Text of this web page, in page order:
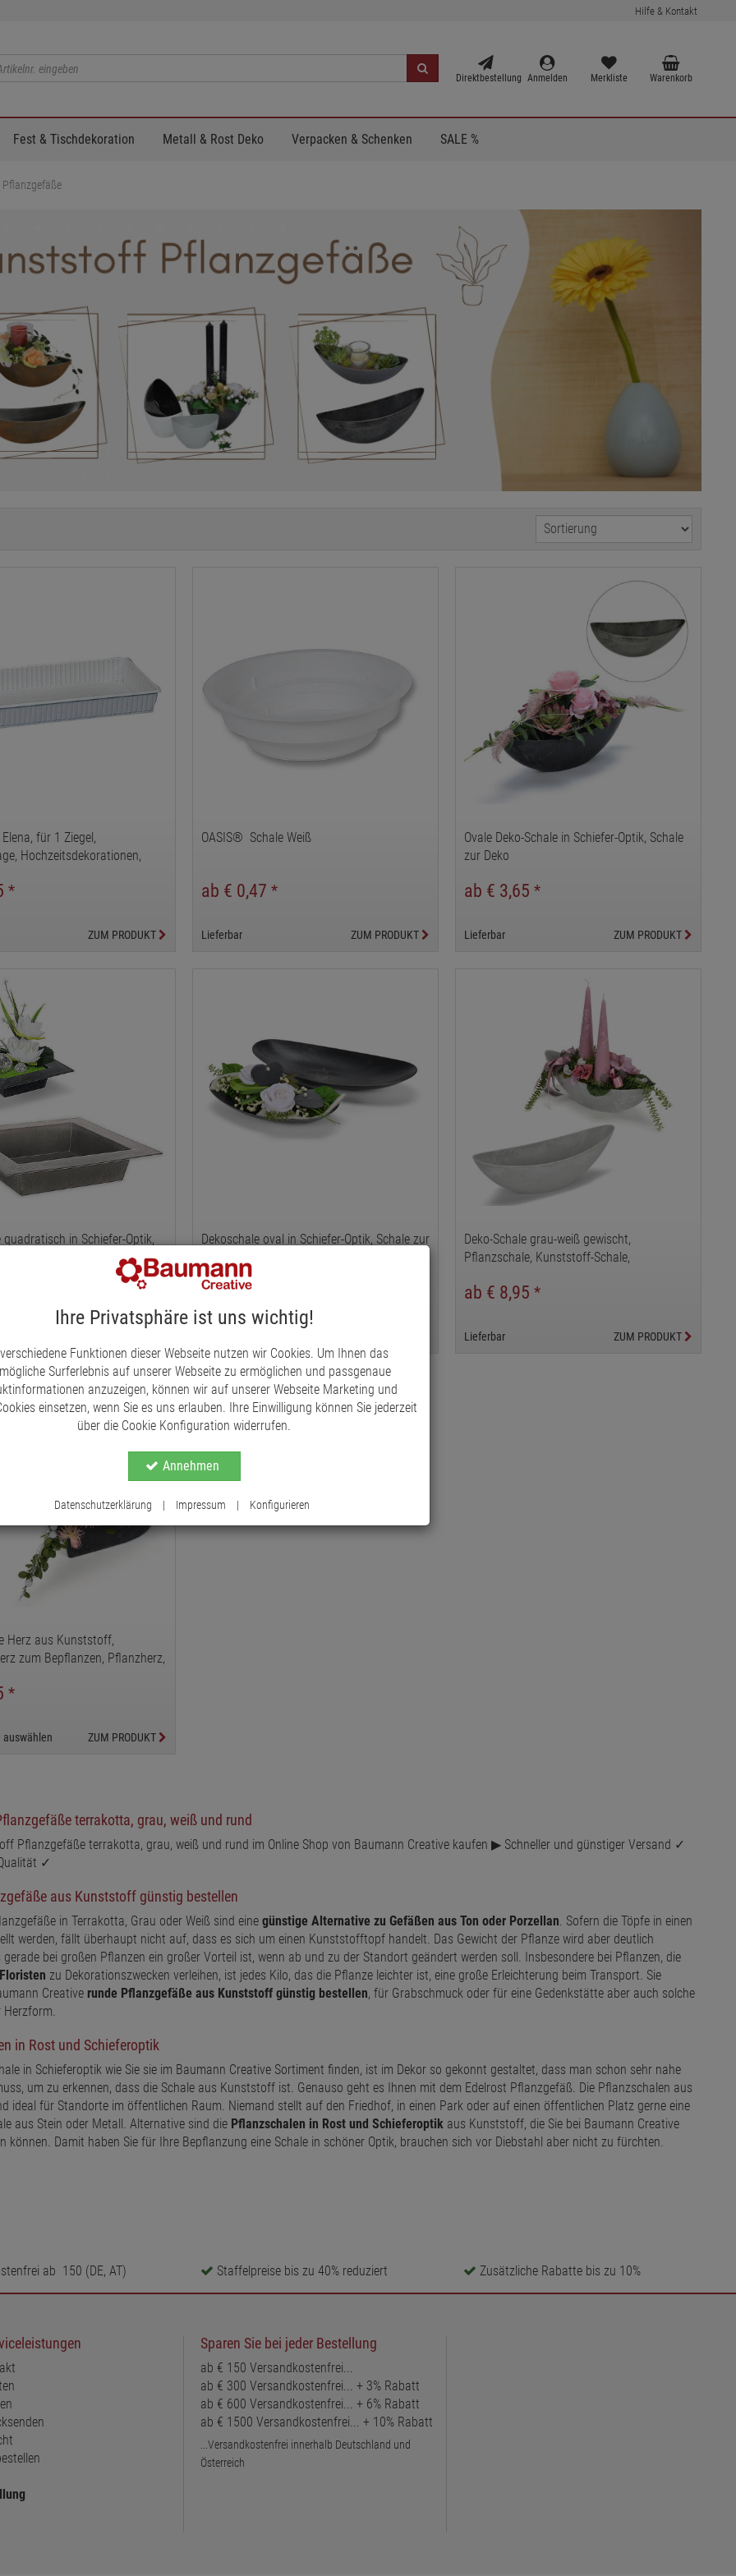
Hilfe & Kontakt
Direktbestellung Anmelden Merkliste Warenkorb
Fest & Tischdekoration Metall & Rost Deko Verpacken & Schenken SALE %
für 1 Ziegel,
Hochzeitsdekorationen,
*
ZUM PRODUKT
OASIS® Schale Weiß
ab € 0,47 *
Lieferbar ZUM PRODUKT
Ovale Deko-Schale in Schiefer-Optik, Schale
zur Deko
ab € 3,65 *
Lieferbar ZUM PRODUKT
quadratisch in Schiefer-Optik,
Dekoschale oval in Schiefer-Optik, Schale zur
ab € 2,45
Deko-Schale grau-weiß gewischt,
Pflanzschale, Kunststoff-Schale,
ab € 8,95 *
Lieferbar ZUM PRODUKT
Herz aus Kunststoff,
zum Bepflanzen, Pflanzherz,
*
auswählen ZUM PRODUKT
terrakotta, grau, weiß und rund
Pflanzgefäße terrakotta, grau, weiß und rund im Online Shop von Baumann Creative kaufen ▶ Schneller und günstiger Versand ✓
✓
aus Kunststoff günstig bestellen
in Terrakotta, Grau oder Weiß sind eine günstige Alternative zu Gefäßen aus Ton oder Porzellan. Sofern die Töpfe in einen
werden, fällt überhaupt nicht auf, dass es sich um einen Kunststofftopf handelt. Das Gewicht der Pflanze wird aber deutlich
gerade bei großen Pflanzen ein großer Vorteil ist, wenn ab und zu der Standort geändert werden soll. Insbesondere bei Pflanzen, die
zu Dekorationszwecken verleihen, ist jedes Kilo, das die Pflanze leichter ist, eine große Erleichterung beim Transport. Sie
Creative runde Pflanzgefäße aus Kunststoff günstig bestellen, für Grabschmuck oder für eine Gedenkstätte aber auch solche
Herzform.
in Rost und Schieferoptik
in Schieferoptik wie Sie sie im Baumann Creative Sortiment finden, ist im Dekor so gekonnt gestaltet, dass man schon sehr nahe
um zu erkennen, dass die Schale aus Kunststoff ist. Genauso geht es Ihnen mit dem Edelrost Pflanzgefäß. Die Pflanzschalen aus
ideal für Standorte im öffentlichen Raum. Niemand stellt auf den Friedhof, in einen Park oder auf einen öffentlichen Platz gerne eine
aus Stein oder Metall. Alternative sind die Pflanzschalen in Rost und Schieferoptik aus Kunststoff, die Sie bei Baumann Creative
können. Damit haben Sie für Ihre Bepflanzung eine Schale in schöner Optik, brauchen sich vor Diebstahl aber nicht zu fürchten.
ab  150 (DE, AT) Staffelpreise bis zu 40% reduziert Zusätzliche Rabatte bis zu 10%
Sparen Sie bei jeder Bestellung
ab € 150 Versandkostenfrei...
ab € 300 Versandkostenfrei... + 3% Rabatt
ab € 600 Versandkostenfrei... + 6% Rabatt
ab € 1500 Versandkostenfrei... + 10% Rabatt
...Versandkostenfrei innerhalb Deutschland und
Österreich
Ihre Privatsphäre ist uns wichtig!
Funktionen dieser Webseite nutzen wir Cookies. Um Ihnen das
Surferlebnis auf unserer Webseite zu ermöglichen und passgenaue
anzuzeigen, können wir auf unserer Webseite Marketing und
einsetzen, wenn Sie es uns erlauben. Ihre Einwilligung können Sie jederzeit
über die Cookie Konfiguration widerrufen.
Annehmen
Datenschutzerklärung | Impressum | Konfigurieren